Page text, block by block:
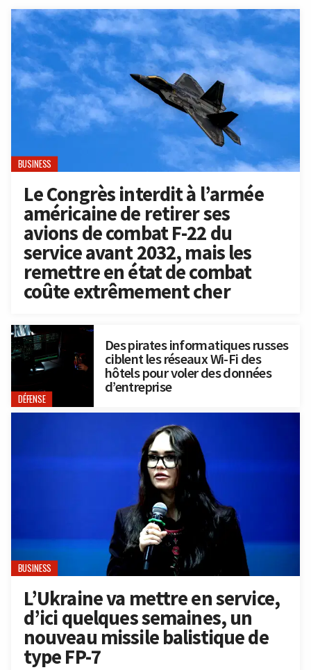
BUSINESS
Le Congrès interdit à l’armée
américaine de retirer ses
avions de combat F-22 du
service avant 2032, mais les
remettre en état de combat
coûte extrêmement cher
DÉFENSE
Des pirates informatiques russes
ciblent les réseaux Wi-Fi des
hôtels pour voler des données
d’entreprise
BUSINESS
L’Ukraine va mettre en service,
d’ici quelques semaines, un
nouveau missile balistique de
type FP-7